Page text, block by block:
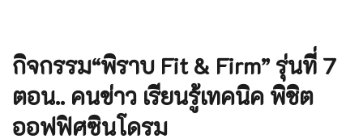
กิจกรรม“พิราบ Fit & Firm” รุ่นที่ 7
ตอน.. คนข่าว เรียนรู้เทคนิค พิชิต
ออฟฟิศซินโดรม